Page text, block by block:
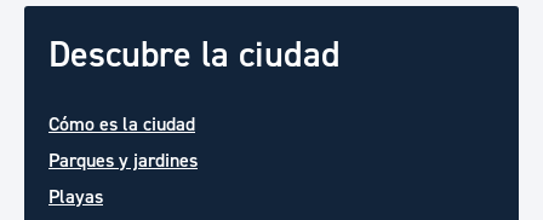
Descubre la ciudad
Cómo es la ciudad
Parques y jardines
Playas